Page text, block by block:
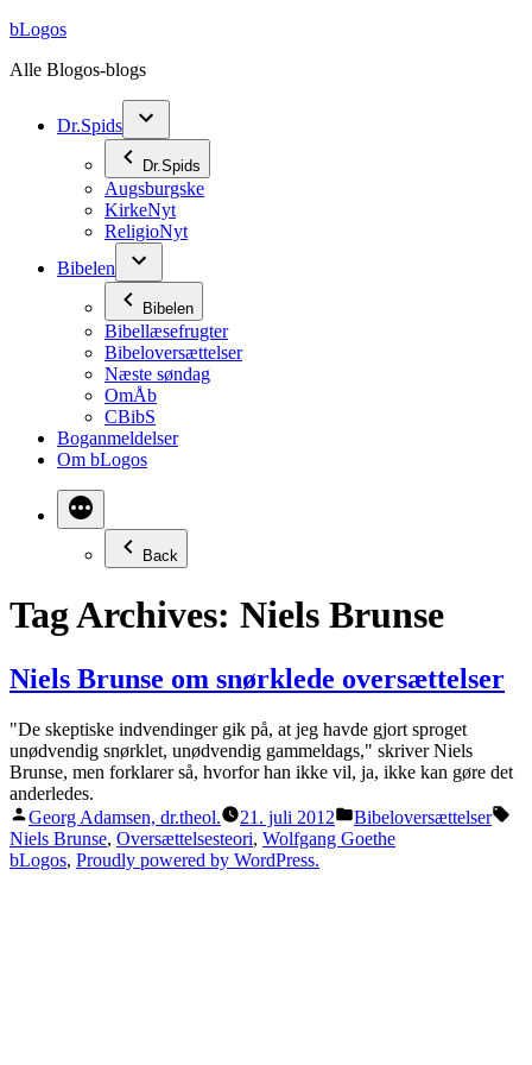
Videre
indhold
bLogos
Alle Blogos-blogs
Dr.Spids
Dr.Spids
Augsburgske
KirkeNyt
ReligioNyt
Bibelen
Bibelen
Bibellæsefrugter
Bibeloversættelser
Næste søndag
OmÅb
CBibS
Boganmeldelser
Om bLogos
Back
Tag Archives: Niels Brunse
Niels Brunse om snørklede oversættelser
"De skeptiske indvendinger gik på, at jeg havde gjort sproget
unødvendig snørklet, unødvendig gammeldags," skriver Niels
Brunse, men forklarer så, hvorfor han ikke vil, ja, ikke kan gøre det
anderledes.
Posted
by
Georg Adamsen, dr.theol. 21. juli 2012
Posted
in
Bibeloversættelser
Niels Brunse, Oversættelsesteori, Wolfgang Goethe
bLogos, Proudly powered by WordPress.